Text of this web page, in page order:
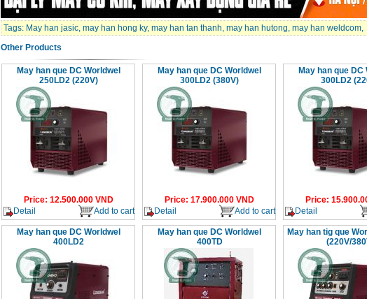
Tags: May han jasic, may han hong ky, may han tan thanh, may han hutong, may han weldcom,
Other Products
May han que DC Worldwel
250LD2 (220V)
Price: 12.500.000 VND
Detail
Add to cart
May han que DC Worldwel
300LD2 (380V)
Price: 17.900.000 VND
Detail
Add to cart
May han que DC
300LD2
Price:
Detail
May han que DC Worldwel
400LD2
May han que DC Worldwel
400TD
May han tig que
(220V/